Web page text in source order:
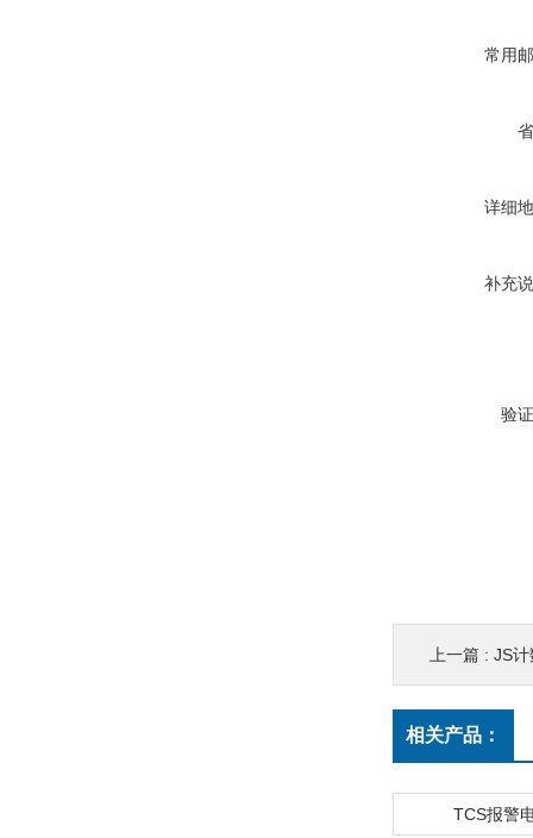
常用
详细
补充
验
上一篇 : JS
相关产品：
TCS报警